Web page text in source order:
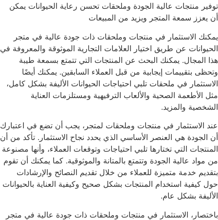
توفير منتجات عالية الجودة وملحقات تحسن رعاية الحيوانات يمكن
أن يعزز سمعة المتجر ويزيد من المبيعات
يمكنك الاستثمار في منتجات وملحقات ذات جودة عالية في متجر
الحيوانات عن طريق اختيار العلامات التجارية الموثوقة والمعروفة في
هذا المجال. يمكنك البحث عن المنتجات التي تتمتع بسمعة طيبة
وتحظى بتقييمات إيجابية من قبل العملاء السابقين. يمكنك أيضًا
الاستثمار في ملحقات تلبي احتياجات الحيوانات الأليفة بشكل كامل،
مثل الأطعمة الصحية والألعاب الترفيهية ومستلزمات العناية
الشخصية والمزيد.
عند الاستثمار في منتجات وملحقات لمتجر، يجب أن تضع في اعتبارك
أن الجودة هي العنصر الأساسي الذي يحدد نجاح الاستثمار. تأكد من أن
المنتجات التي تختارها تلبي احتياجات وتوقعات العملاء، وأنها مصنوعة
من مواد عالية الجودة وتتمتع بالمتانة والموثوقية. كما يمكنك أن تقوم
بتقديم خدمة متميزة للعملاء من خلال تقديم النصائح والإرشادات
حول كيفية استخدام المنتجات بشكل صحيح وكيفية العناية بالحيوانات
الأليفة بشكل عام.
باختصار، الاستثمار في منتجات وملحقات ذات جودة عالية في متجر